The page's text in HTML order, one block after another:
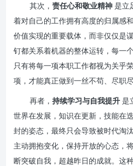
其次， 责任心和敬业精神 是立
着对自己的工作拥有高度的归属感
价值实现的重要载体，而非仅仅是
钉都关系着机器的整体运转，每一
只有将每一项本职工作都视为关乎
项，才能真正做到一丝不苟、尽职尽
再者， 持续学习与自我提升 是
世界在发展，知识在更新，技能在
封的姿态，最终只会导致被时代淘
主动拥抱变化，保持开放的心态，
断突破自我，超越昨日的成就。这